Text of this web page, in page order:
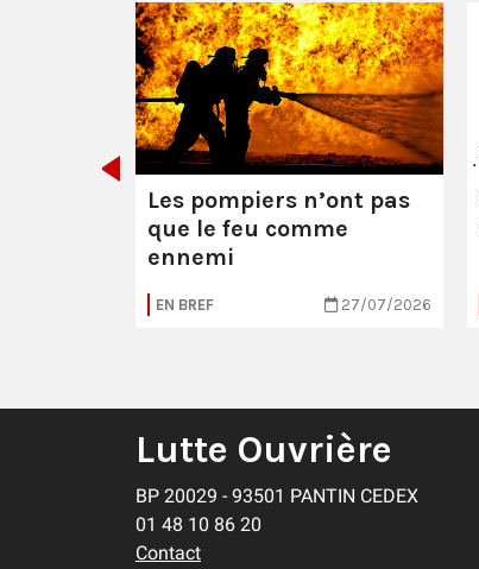
Les pompiers n’ont pas
que le feu comme
ennemi
EN BREF 27/07/2026
Lutte Ouvrière
BP 20029 - 93501 PANTIN CEDEX
01 48 10 86 20
Contact